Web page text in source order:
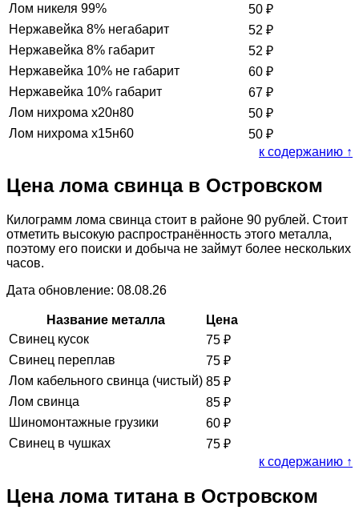
Лом никеля 99%
50 ₽
Нержавейка 8% негабарит
52 ₽
Нержавейка 8% габарит
52 ₽
Нержавейка 10% не габарит
60 ₽
Нержавейка 10% габарит
67 ₽
Лом нихрома х20н80
50 ₽
Лом нихрома х15н60
50 ₽
к содержанию ↑
Цена лома свинца в Островском
Килограмм лома свинца стоит в районе 90 рублей. Стоит
отметить высокую распространённость этого металла,
поэтому его поиски и добыча не займут более нескольких
часов.
Дата обновление: 08.08.26
Название металла
Цена
Свинец кусок
75 ₽
Свинец переплав
75 ₽
Лом кабельного свинца (чистый) 85 ₽
Лом свинца
85 ₽
Шиномонтажные грузики
60 ₽
Свинец в чушках
75 ₽
к содержанию ↑
Цена лома титана в Островском